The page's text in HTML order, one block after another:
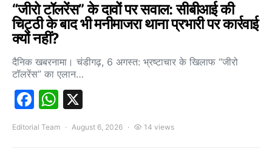
“जीरो टॉलरेंस” के दावों पर सवाल: सीबीआई की
चिट्ठी के बाद भी मनीमाजरा थाना प्रभारी पर कार्रवाई
क्यों नहीं?
दैनिक खबरनामा। चंडीगढ़, 6 अगस्त: भ्रष्टाचार के खिलाफ “जीरो
टॉलरेंस” का एलान…
Facebook
WhatsApp
Editorial Team August 6, 2026 14 views